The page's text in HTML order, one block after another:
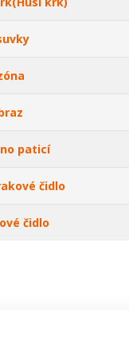
paticí
čidlo
čidlo